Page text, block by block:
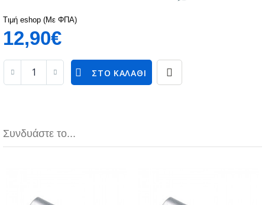
Τιμή eshop (Με ΦΠΑ)
12,90€
ΣΤΟ ΚΑΛΆΘΙ
Συνδυάστε το...